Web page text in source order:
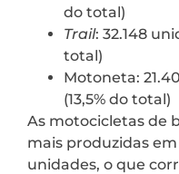
do total)
Trail: 32.148
total)
Motoneta:
(13,5% do total)
As motocicletas de
mais produzidas em
unidades, o que